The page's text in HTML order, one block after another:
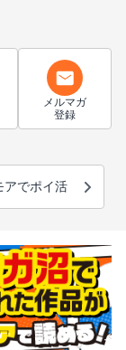
メルマガ
登録
アでポイ活